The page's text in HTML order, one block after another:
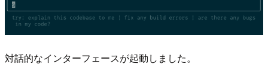
対話的なインターフェースが起動しました。